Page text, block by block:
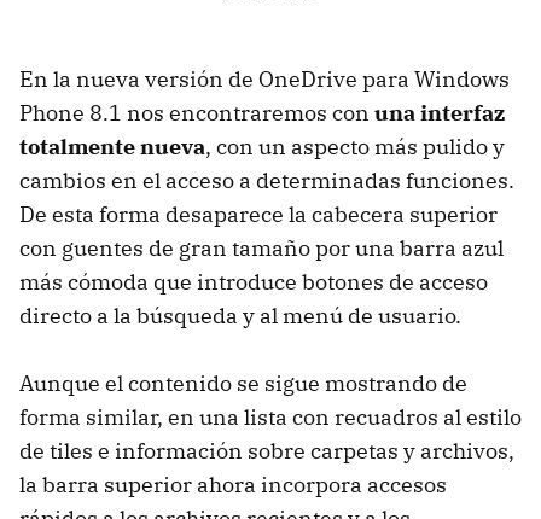
En la nueva versión de OneDrive para Windows
Phone 8.1 nos encontraremos con una interfaz
totalmente nueva, con un aspecto más pulido y
cambios en el acceso a determinadas funciones.
De esta forma desaparece la cabecera superior
con guentes de gran tamaño por una barra azul
más cómoda que introduce botones de acceso
directo a la búsqueda y al menú de usuario.
Aunque el contenido se sigue mostrando de
forma similar, en una lista con recuadros al estilo
de tiles e información sobre carpetas y archivos,
la barra superior ahora incorpora accesos